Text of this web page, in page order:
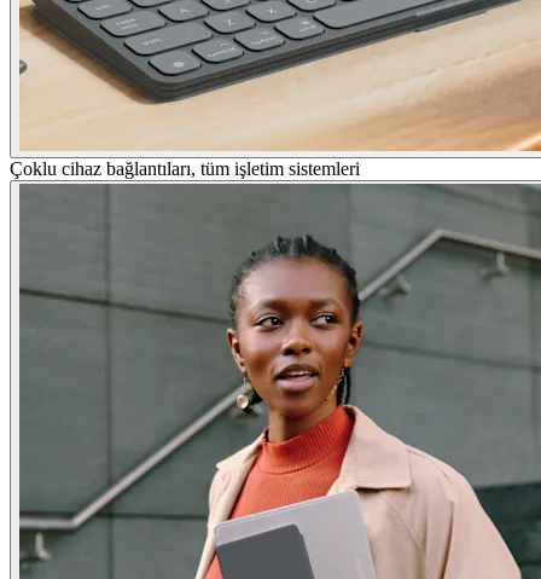
Çoklu cihaz bağlantıları, tüm işletim sistemleri